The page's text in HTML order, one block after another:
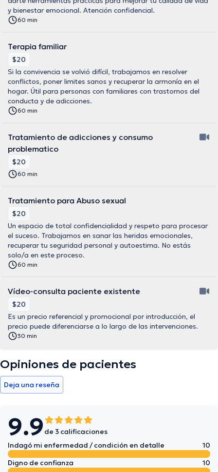
y bienestar emocional. Atención confidencial.
60 min
Terapia familiar
$20
Si la convivencia se volvió difícil, trabajamos en resolver
conflictos, poner limites sanos y recuperar la armonía en el
hogar. Útil para personas con familiares con trastornos del
conducta y de adicciones.
60 min
Tratamiento de adicciones y consumo
problematico
$20
60 min
Tratamiento para Abuso sexual
$20
Un espacio de total confidencialidad y respeto para procesar
el suceso. Trabajamos en sanar las heridas emocionales,
recuperar tu seguridad personal y autoestima. No estás
solo/a en este proceso.
60 min
Vídeo-consulta paciente existente
$20
Es un precio referencial y promocional por introducción, el
precio puede diferenciarse a lo largo de las intervenciones.
30 min
Opiniones de pacientes
Deja una reseña
9.9 de 3 calificaciones
Indagó mi enfermedad / condición en detalle
10
Digno de confianza
10